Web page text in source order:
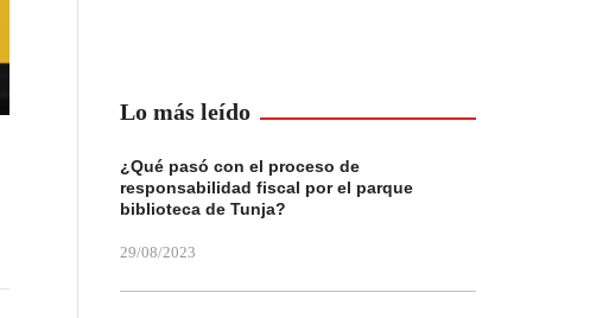
Lo más leído
¿Qué pasó con el proceso de
responsabilidad fiscal por el parque
biblioteca de Tunja?
29/08/2023